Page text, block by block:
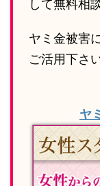
して無料相
ヤミ金被害
ご活用下さい
ヤ